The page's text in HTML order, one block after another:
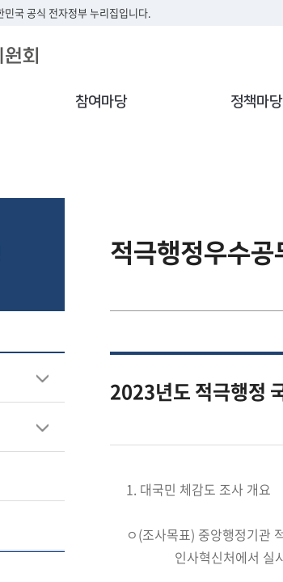
민국 공식 전자정부 누리집입니다.
참여마당 정책마당
적극행정우수공
2023년도 적극행정
1. 대국민 체감도 조사 개요
ㅇ(조사목표) 중앙행정기관
인사혁신처에서 실